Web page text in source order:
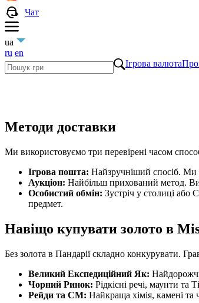
Чат
ua
ru en
Ігрова валюта
Методи доставки
Ми використовуємо три перевірені часом
Ігрова пошта: Найзручніший спосіб. Ми
Аукціон: Найбільш прихований метод.
Особистий обмін: Зустріч у столиці або
предмет.
Навіщо купувати золото в
Без золота в Пандарії складно конкурувати.
Великий Експедиційний Як:
Чорний Ринок: Рідкісні речі, маунти
Рейди та CM: Найкраща хімія, камені